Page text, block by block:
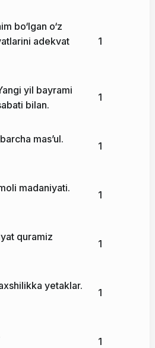
bo‘lgan o‘z
adekvat
1
yil bayrami
bilan.
1
mas’ul.
1
madaniyati.
1
quramiz
1
yetaklar.
1
1